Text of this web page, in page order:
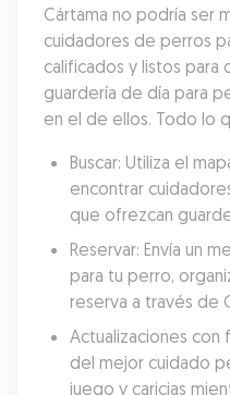
Cártama no podría ser
cuidadores de perros
calificados y listos
guardería de día para
en el de ellos. Todo lo
Buscar: Utiliza el
encontrar
que ofrezcan
Reservar: Envía un
para tu perro,
reserva a través de
Actualizaciones con
del mejor cuidado
juego y caricias